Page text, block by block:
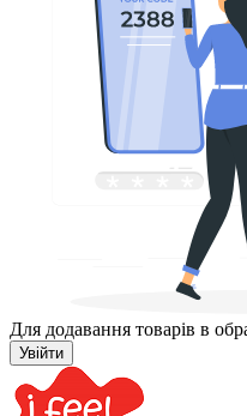
Для додавання товарів в
Увійти